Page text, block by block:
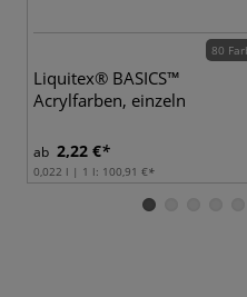
80
Liquitex® BASICS™
Acrylfarben, einzeln
ab 2,22 €
0,022 l | 1 l: 100,91 €